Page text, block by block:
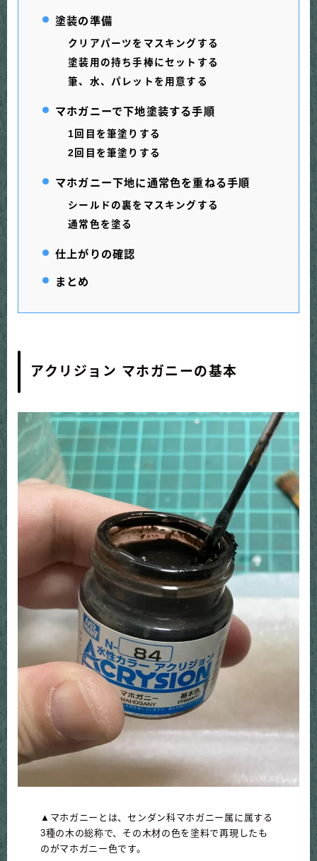
塗装の準備
クリアパーツをマスキングする
塗装用の持ち手棒にセットする
筆、 水、パレットを用意する
マホガニーで下地塗装する手順
1回目を筆塗りする
2回目を筆塗りする
マホガニー下地に通常色を重ねる手順
シールドの裏をマスキングする
通常色を塗る
仕上がりの確認
まとめ
アクリジョン マホガニーの基本
▲マホガニーとは、センダン科マホガニー属に属する
3種の木の総称で、その木材の色を塗料で再現したも
のがマホガニー色です。